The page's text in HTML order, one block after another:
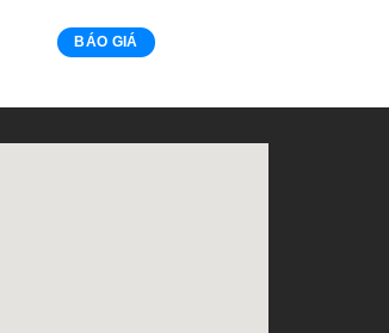
BÁO GIÁ